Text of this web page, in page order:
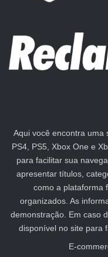
Aqui você encontra uma
PS4, PS5, Xbox One e
para facilitar sua
apresentar títulos,
como a plataforma
organizados. As
demonstração. Em caso
disponível no site para
E-